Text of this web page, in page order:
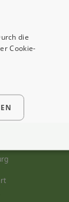
die
Cookie-